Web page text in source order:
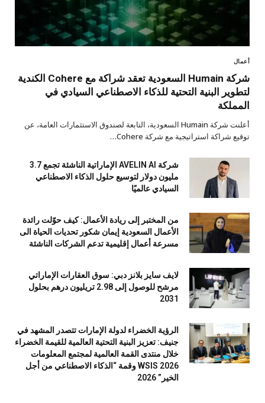
أعمال
شركة Humain السعودية تعقد شراكة مع Cohere الكندية
لتطوير البنية التحتية للذكاء الاصطناعي السيادي في
المملكة
أعلنت شركة Humain السعودية، التابعة لصندوق الاستثمارات العامة، عن
توقيع شراكة استراتيجية مع شركة Cohere…
شركة AVELIN AI الإماراتية الناشئة تجمع 3.7
مليون دولار لتوسيع حلول الذكاء الاصطناعي
السيادي عالميًا
من المختبر إلى ريادة الأعمال: كيف حوّلت رائدة
الأعمال السعودية إيمان شكور تحديات الحياة الى
مسرعة أعمال إقليمية تدعم الشركات الناشئة
لايف سايز بلانز دبي: سوق العقارات الإماراتي
مرشح للوصول إلى 2.98 تريليون درهم بحلول
2031
الرؤية الخضراء لدولة الإمارات تتصدر المشهد في
جنيف: تعزيز البنية التحتية العالمية للقيمة الخضراء
خلال منتدى القمة العالمية لمجتمع المعلومات
WSIS 2026 وقمة “الذكاء الاصطناعي من أجل
الخير” 2026